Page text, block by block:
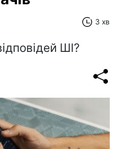
3 хв
ШІ?